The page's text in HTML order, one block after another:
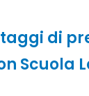
di
Scuola